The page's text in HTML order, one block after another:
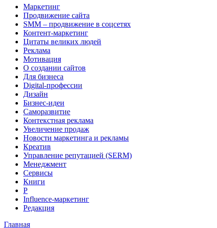
Маркетинг
Продвижение сайта
SMM – продвижение в соцсетях
Контент-маркетинг
Цитаты великих людей
Реклама
Мотивация
О создании сайтов
Для бизнеса
Digital-профессии
Дизайн
Бизнес-идеи
Саморазвитие
Контекстная реклама
Увеличение продаж
Новости маркетинга и рекламы
Креатив
Управление репутацией (SERM)
Менеджмент
Сервисы
Книги
Р
Influence-маркетинг
Редакция
Главная